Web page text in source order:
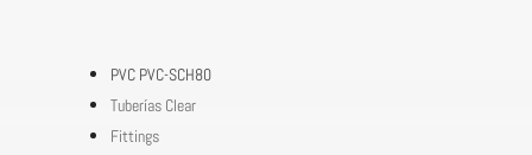
PVC PVC-SCH80
Tuberías Clear
Fittings